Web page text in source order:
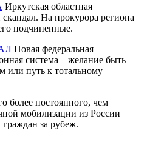
Иркутская областная
На прокурора региона
подчиненные.
Новая федеральная
система – желание быть
путь к тотальному
более постоянного, чем
мобилизации из России
за рубеж.